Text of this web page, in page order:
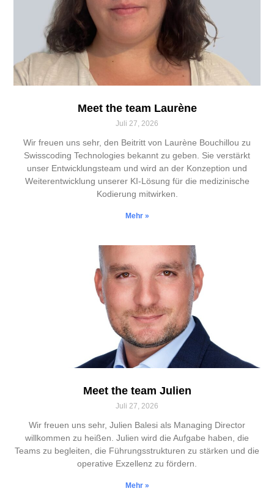
Meet the team Laurène
Juli 27, 2026
Wir freuen uns sehr, den Beitritt von Laurène Bouchillou zu
Swisscoding Technologies bekannt zu geben. Sie verstärkt
unser Entwicklungsteam und wird an der Konzeption und
Weiterentwicklung unserer KI-Lösung für die medizinische
Kodierung mitwirken.
Mehr »
Meet the team Julien
Juli 27, 2026
Wir freuen uns sehr, Julien Balesi als Managing Director
willkommen zu heißen. Julien wird die Aufgabe haben, die
Teams zu begleiten, die Führungsstrukturen zu stärken und die
operative Exzellenz zu fördern.
Mehr »